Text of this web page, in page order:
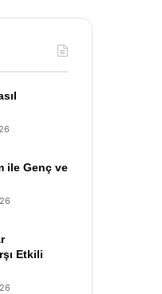
ile Genç ve
Etkili